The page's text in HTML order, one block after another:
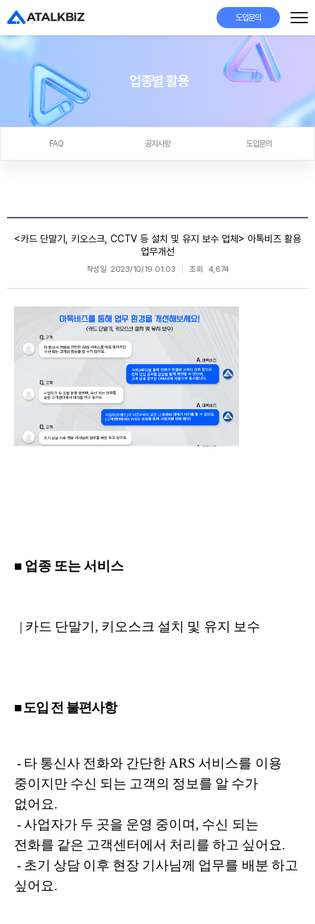
도입문의
업종별 활용
FAQ 공지사항 도입문의
<카드 단말기, 키오스크, CCTV 등 설치 및 유지 보수 업체> 아톡비즈 활용
업무개선
작성일 2023/10/19 01:03 조회 4,674
■ 업종 또는 서비스
| 카드 단말기, 키오스크 설치 및 유지 보수
■ 도입 전 불편사항
- 타 통신사 전화와 간단한 ARS 서비스를 이용
중이지만 수신 되는 고객의 정보를 알 수가
없어요.
- 사업자가 두 곳을 운영 중이며, 수신 되는
전화를 같은 고객센터에서 처리를 하고 싶어요.
- 초기 상담 이후 현장 기사님께 업무를 배분 하고
싶어요.